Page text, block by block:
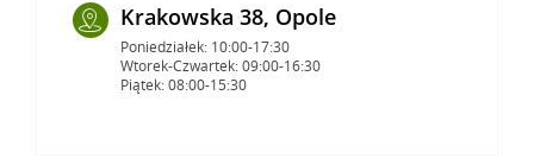
Krakowska 38, Opole
Poniedziałek: 10:00-17:30
Wtorek-Czwartek: 09:00-16:30
Piątek: 08:00-15:30